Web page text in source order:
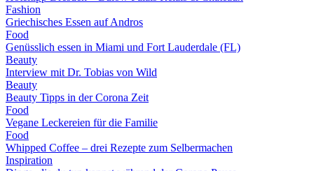
Fashion
Griechisches Essen auf Andros
Food
Genüsslich essen in Miami und Fort Lauderdale (FL)
Beauty
Interview mit Dr. Tobias von Wild
Beauty
Beauty Tipps in der Corona Zeit
Food
Vegane Leckereien für die Familie
Food
Whipped Coffee – drei Rezepte zum Selbermachen
Inspiration